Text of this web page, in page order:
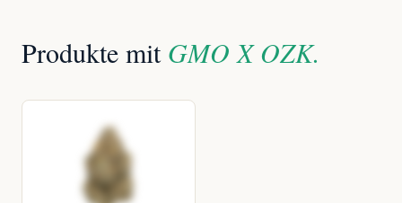
Produkte mit GMO X OZK.